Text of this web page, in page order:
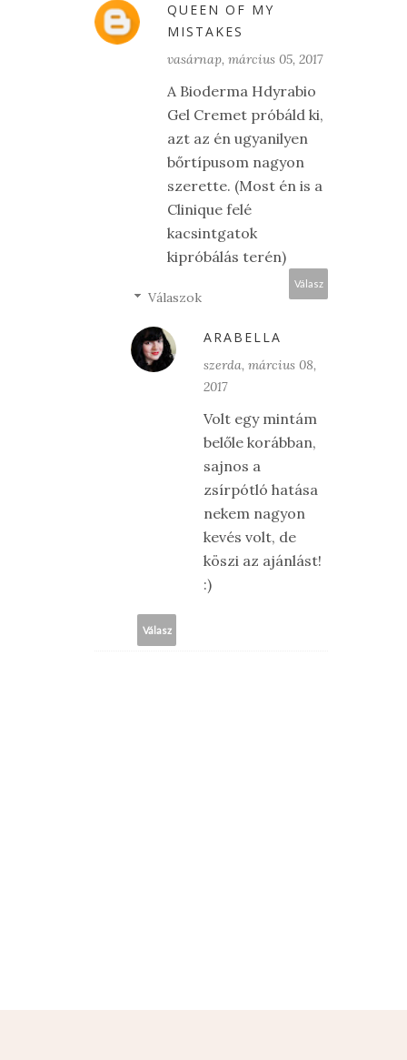
QUEEN OF MY
MISTAKES
vasárnap, március 05, 2017
A Bioderma Hdyrabio
Gel Cremet próbáld ki,
azt az én ugyanilyen
bőrtípusom nagyon
szerette. (Most én is a
Clinique felé
kacsintgatok
kipróbálás terén)
Válasz
Válaszok
ARABELLA
szerda, március 08,
2017
Volt egy mintám
belőle korábban,
sajnos a
zsírpótló hatása
nekem nagyon
kevés volt, de
köszi az ajánlást!
:)
Válasz